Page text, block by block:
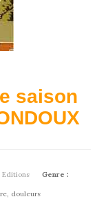
saison
Editions Genre :
douleurs